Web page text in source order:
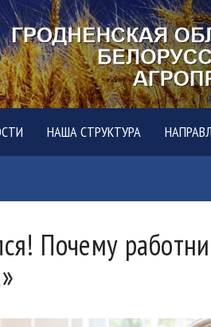
НАША СТРУКТУРА
Почему